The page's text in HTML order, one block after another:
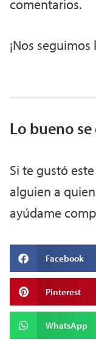
comentarios.
¡Nos
Lo bueno
Si te gustó
alguien a
ayúdame
Facebook
Pinterest
WhatsApp